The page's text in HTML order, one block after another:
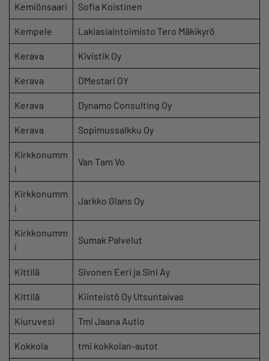
Kemiönsaari Sofia Koistinen
Kempele Lakiasiaintoimisto Tero Mäkikyrö
Kerava Kivistik Oy
Kerava DMestari OY
Kerava Dynamo Consulting Oy
Kerava Sopimussalkku Oy
Kirkkonumm
i
Van Tam Vo
Kirkkonumm
i
Jarkko Glans Oy
Kirkkonumm
i
Sumak Palvelut
Kittilä Sivonen Eeri ja Sini Ay
Kittilä Kiinteistö Oy Utsuntaivas
Kiuruvesi Tmi Jaana Autio
Kokkola tmi kokkolan-autot